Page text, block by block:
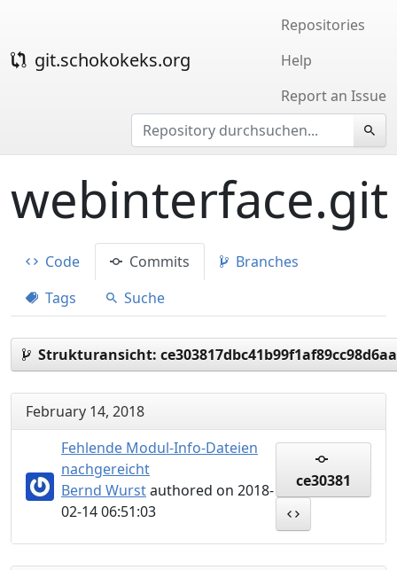
git.schokokeks.org
Repositories
Help
Report an Issue
webinterface.git
Code Commits
Branches
Tags
Suche
Strukturansicht:
February 14, 2018
Fehlende Modul-Info-Dateien
nachgereicht
Bernd Wurstauthored on 2018-
02-14 06:51:03
ce30381